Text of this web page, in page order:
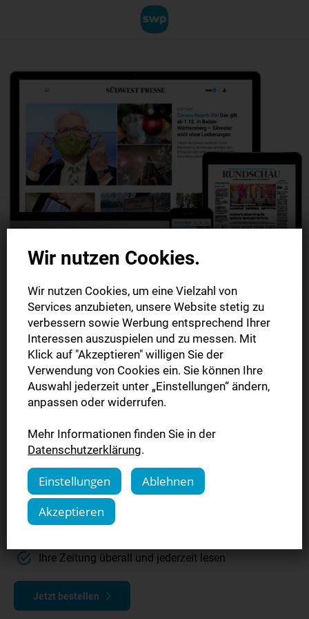
Upgrade Digitale
Zeitung
12 Monate für 1,39 € / Woche lesen
und 50 € Prämie sichern
Lesen Sie die Vorabendausgabe in der eZeitung
bereits ab 19 Uhr
Mit swpPLUS genießen Sie unser komplettes
Ihre Zeitung überall und jederzeit lesen
Jetzt bestellen
Wir nutzen Cookies.
Wir nutzen Cookies, um eine Vielzahl von
Services anzubieten, unsere Website stetig zu
verbessern sowie Werbung entsprechend Ihrer
Interessen auszuspielen und zu messen. Mit
Klick auf "Akzeptieren" willigen Sie der
Verwendung von Cookies ein. Sie können Ihre
Auswahl jederzeit unter „Einstellungen“ ändern,
anpassen oder widerrufen.
Mehr Informationen finden Sie in der
Datenschutzerklärung.
Einstellungen
Ablehnen
Akzeptieren